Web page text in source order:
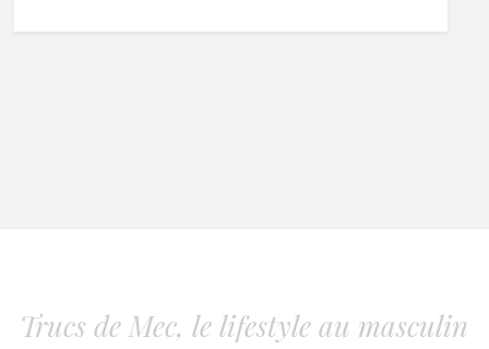
Trucs de Mec, le lifestyle au masculin